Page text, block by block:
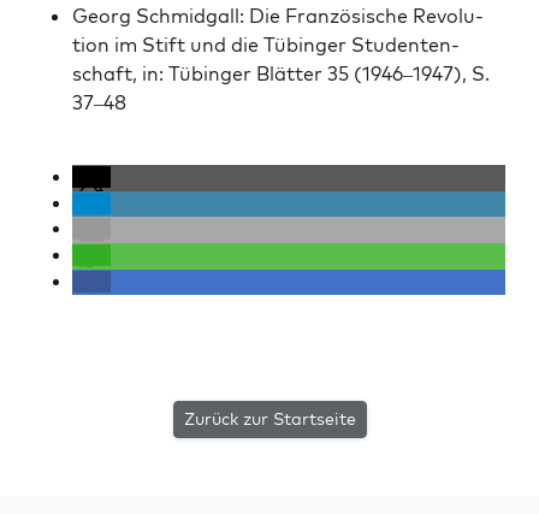
Georg Schmidgall: Die Franzö­sis­che Rev­o­lu­
tion im Stift und die Tübinger Stu­den­ten­
schaft, in: Tübinger Blät­ter 35 (1946–1947), S.
37–48
Zurück zur Startseite